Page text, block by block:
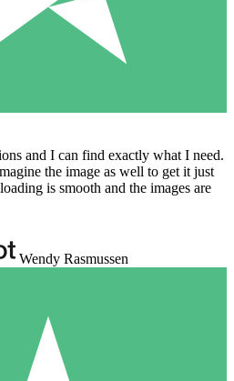
and I can find exactly what I need.
the image as well to get it just
is smooth and the images are
Wendy Rasmussen